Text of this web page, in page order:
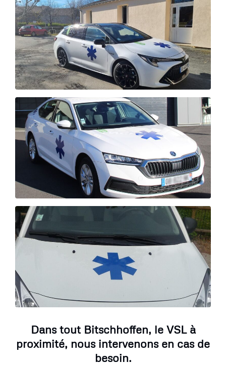
Dans tout Bitschhoffen, le VSL à
proximité, nous intervenons en cas de
besoin.